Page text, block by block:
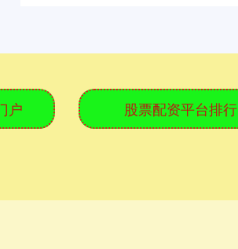
户 股票配资平台排行